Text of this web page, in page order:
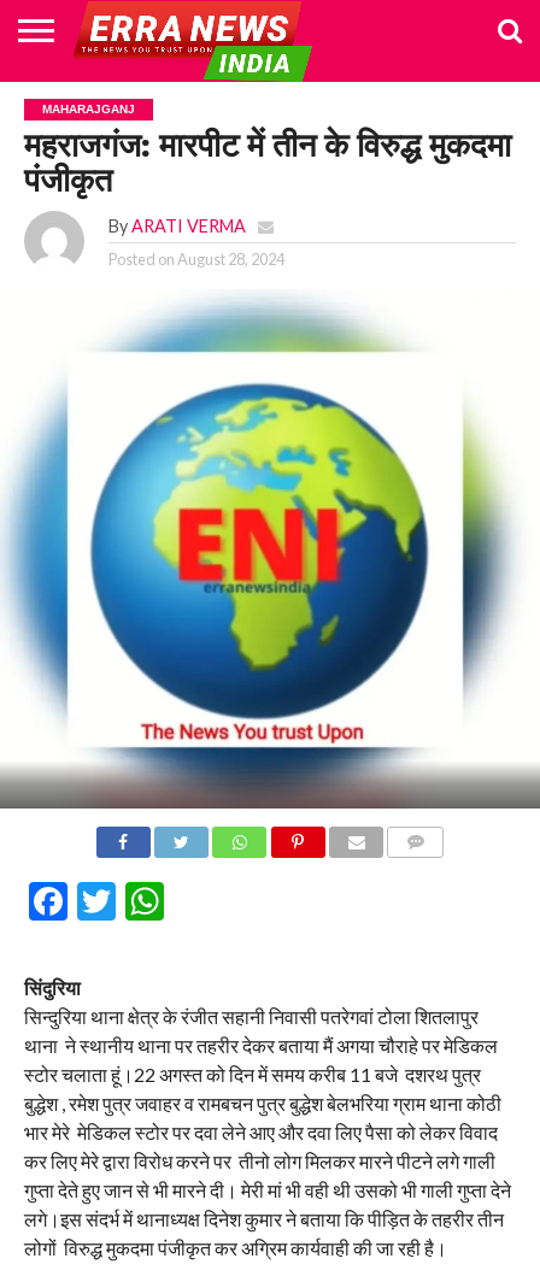
HOME
POLITICS
NEWS
BUSINESS
CULTURE
NATIONAL
SPORTS
LIFESTYLE
TRAVEL
OPINION
BREAKING
NEWS
ENTERTAINMENT
WORLD
CRIME
JOIN
US
MAHARAJGANJ
महराजगंज: मारपीट में तीन के विरुद्ध मुकदमा
पंजीकृत
By ARATI VERMA
Posted onAugust 28, 2024
Facebook
Twitter
WhatsApp
सिंदुरिया
सिन्दुरिया थाना क्षेत्र के रंजीत सहानी निवासी पतरेगवां टोला शितलापुर
थाना ने स्थानीय थाना पर तहरीर देकर बताया मैं अगया चौराहे पर मेडिकल
स्टोर चलाता हूं।22 अगस्त को दिन में समय करीब 11 बजे दशरथ पुत्र
बुद्धेश , रमेश पुत्र जवाहर व रामबचन पुत्र बुद्धेश बेलभरिया ग्राम थाना कोठी
भार मेरे मेडिकल स्टोर पर दवा लेने आए और दवा लिए पैसा को लेकर विवाद
कर लिए मेरे द्वारा विरोध करने पर तीनो लोग मिलकर मारने पीटने लगे गाली
गुप्ता देते हुए जान से भी मारने दी। मेरी मां भी वही थी उसको भी गाली गुप्ता देने
लगे।इस संदर्भ में थानाध्यक्ष दिनेश कुमार ने बताया कि पीड़ित के तहरीर तीन
लोगों विरुद्ध मुकदमा पंजीकृत कर अग्रिम कार्यवाही की जा रही है।